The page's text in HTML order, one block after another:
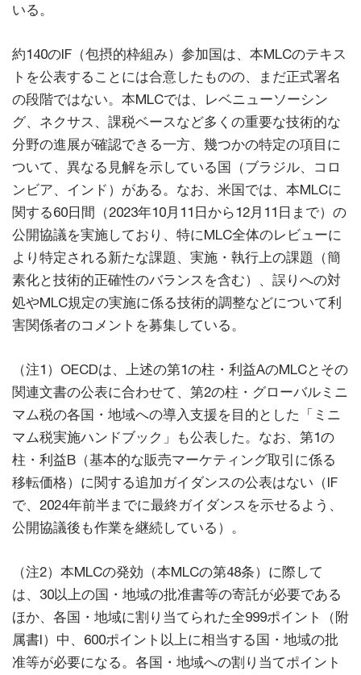
いる。
約140のIF（包摂的枠組み）参加国は、本MLCのテキス
トを公表することには合意したものの、まだ正式署名
の段階ではない。本MLCでは、レベニューソーシン
グ、ネクサス、課税ベースなど多くの重要な技術的な
分野の進展が確認できる一方、幾つかの特定の項目に
ついて、異なる見解を示している国（ブラジル、コロ
ンビア、インド）がある。なお、米国では、本MLCに
関する60日間（2023年10月11日から12月11日まで）の
公開協議を実施しており、特にMLC全体のレビューに
より特定される新たな課題、実施・執行上の課題（簡
素化と技術的正確性のバランスを含む）、誤りへの対
処やMLC規定の実施に係る技術的調整などについて利
害関係者のコメントを募集している。
（注1）OECDは、上述の第1の柱・利益AのMLCとその
関連文書の公表に合わせて、第2の柱・グローバルミニ
マム税の各国・地域への導入支援を目的とした「ミニ
マム税実施ハンドブック」も公表した。なお、第1の
柱・利益B（基本的な販売マーケティング取引に係る
移転価格）に関する追加ガイダンスの公表はない（IF
で、2024年前半までに最終ガイダンスを示せるよう、
公開協議後も作業を継続している）。
（注2）本MLCの発効（本MLCの第48条）に際して
は、30以上の国・地域の批准書等の寄託が必要である
ほか、各国・地域に割り当てられた全999ポイント（附
属書I）中、600ポイント以上に相当する国・地域の批
准等が必要になる。各国・地域への割り当てポイント